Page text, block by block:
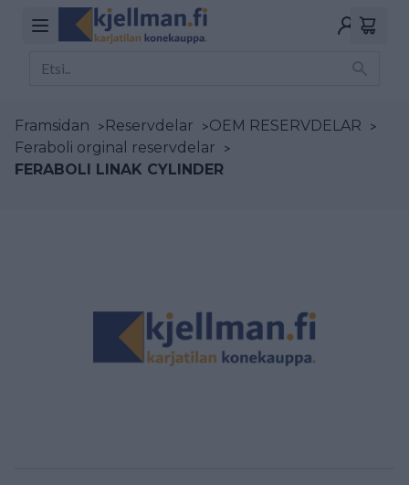
Framsidan >Reservdelar >OEM RESERVDELAR >
Feraboli orginal reservdelar >
FERABOLI LINAK CYLINDER